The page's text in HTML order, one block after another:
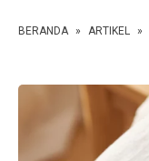
BERANDA » ARTIKEL »